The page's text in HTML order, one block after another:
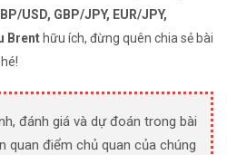
USD, GBP/JPY, EUR/JPY,
Brent hữu ích, đừng quên chia sẻ bài
đánh giá và dự đoán trong bài
quan điểm chủ quan của chúng